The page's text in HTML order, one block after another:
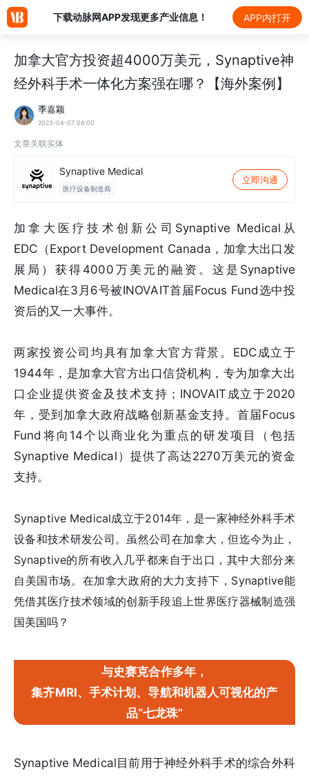
下载动脉网APP发现更多产业信息！ APP内打开
加拿大官方投资超4000万美元，Synaptive神
经外科手术一体化方案强在哪？【海外案例】
季嘉颖
2023-04-07 08:00
文章关联实体
Synaptive Medical
医疗设备制造商
立即沟通
加拿大医疗技术创新公司Synaptive Medical从
EDC（Export Development Canada，加拿大出口发
展局）获得4000万美元的融资。这是Synaptive
Medical在3月6号被INOVAIT首届Focus Fund选中投
资后的又一大事件。
两家投资公司均具有加拿大官方背景。EDC成立于
1944年，是加拿大官方出口信贷机构，专为加拿大出
口企业提供资金及技术支持；INOVAIT成立于2020
年，受到加拿大政府战略创新基金支持。首届Focus
Fund将向14个以商业化为重点的研发项目（包括
Synaptive Medical）提供了高达2270万美元的资金
支持。
Synaptive Medical成立于2014年，是一家神经外科手术
设备和技术研发公司。虽然公司在加拿大，但迄今为止，
Synaptive的所有收入几乎都来自于出口，其中大部分来
自美国市场。在加拿大政府的大力支持下，Synaptive能
凭借其医疗技术领域的创新手段追上世界医疗器械制造强
国美国吗？
与史赛克合作多年，
集齐MRI、手术计划、导航和机器人可视化的产
品“七龙珠”
Synaptive Medical目前用于神经外科手术的综合外科